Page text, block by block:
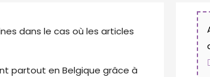
dans le cas où les articles
partout en Belgique grâce à